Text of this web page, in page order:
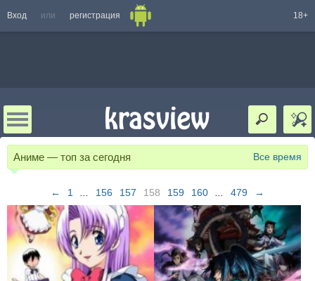
Вход или регистрация 18+
Аниме — топ за сегодня Все время
← 1 156 157 158 159 160 479 →